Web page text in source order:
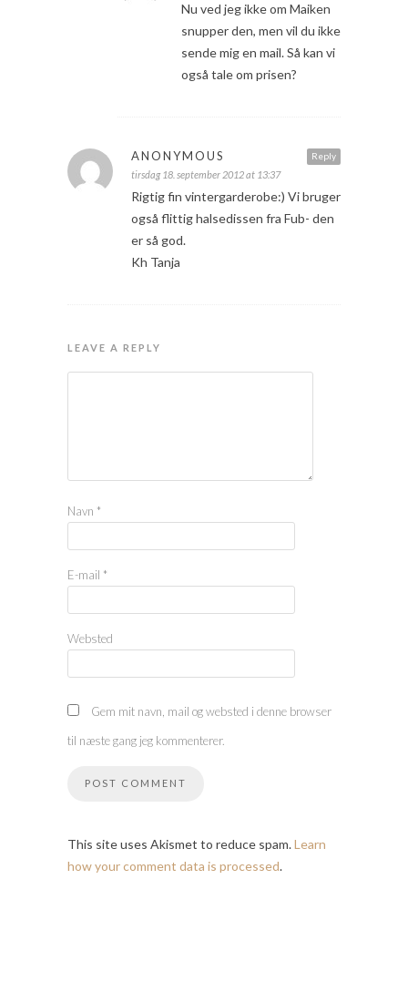
Nu ved jeg ikke om Maiken
snupper den, men vil du ikke
sende mig en mail. Så kan vi
også tale om prisen?
Reply
ANONYMOUS
tirsdag 18. september 2012 at 13:37
Rigtig fin vintergarderobe:) Vi bruger
også flittig halsedissen fra Fub- den
er så god.
Kh Tanja
LEAVE A REPLY
Navn *
E-mail *
Websted
Gem mit navn, mail og websted i denne browser
til næste gang jeg kommenterer.
This site uses Akismet to reduce spam.Learn
how your comment data is processed.